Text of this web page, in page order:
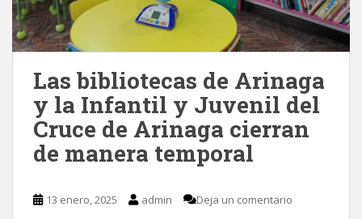
Las bibliotecas de Arinaga
y la Infantil y Juvenil del
Cruce de Arinaga cierran
de manera temporal
13 enero, 2025 admin Deja un comentario